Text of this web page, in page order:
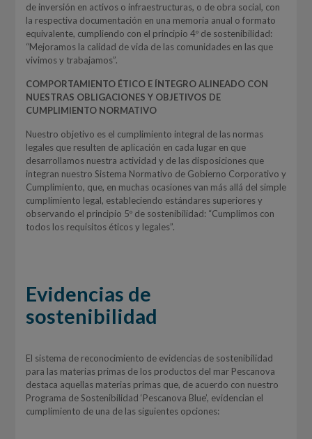
de inversión en activos o infraestructuras, o de obra social, con
la respectiva documentación en una memoria anual o formato
equivalente, cumpliendo con el principio 4º de sostenibilidad:
“Mejoramos la calidad de vida de las comunidades en las que
vivimos y trabajamos”.
COMPORTAMIENTO ÉTICO E ÍNTEGRO ALINEADO CON
NUESTRAS OBLIGACIONES Y OBJETIVOS DE
CUMPLIMIENTO NORMATIVO
Nuestro objetivo es el cumplimiento integral de las normas
legales que resulten de aplicación en cada lugar en que
desarrollamos nuestra actividad y de las disposiciones que
integran nuestro Sistema Normativo de Gobierno Corporativo y
Cumplimiento, que, en muchas ocasiones van más allá del simple
cumplimiento legal, estableciendo estándares superiores y
observando el principio 5º de sostenibilidad: “Cumplimos con
todos los requisitos éticos y legales”.
Evidencias de
sostenibilidad
El sistema de reconocimiento de evidencias de sostenibilidad
para las materias primas de los productos del mar Pescanova
destaca aquellas materias primas que, de acuerdo con nuestro
Programa de Sostenibilidad ‘Pescanova Blue’, evidencian el
cumplimiento de una de las siguientes opciones: